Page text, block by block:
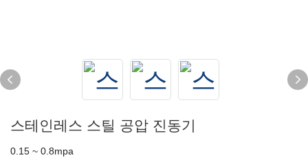
스테인레스 스틸 공압 진동기
0.15 ~ 0.8mpa